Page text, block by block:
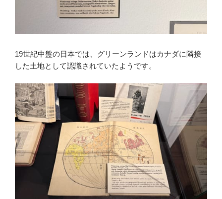
19世紀中盤の日本では、グリーンランドはカナダに隣接
した土地として認識されていたようです。